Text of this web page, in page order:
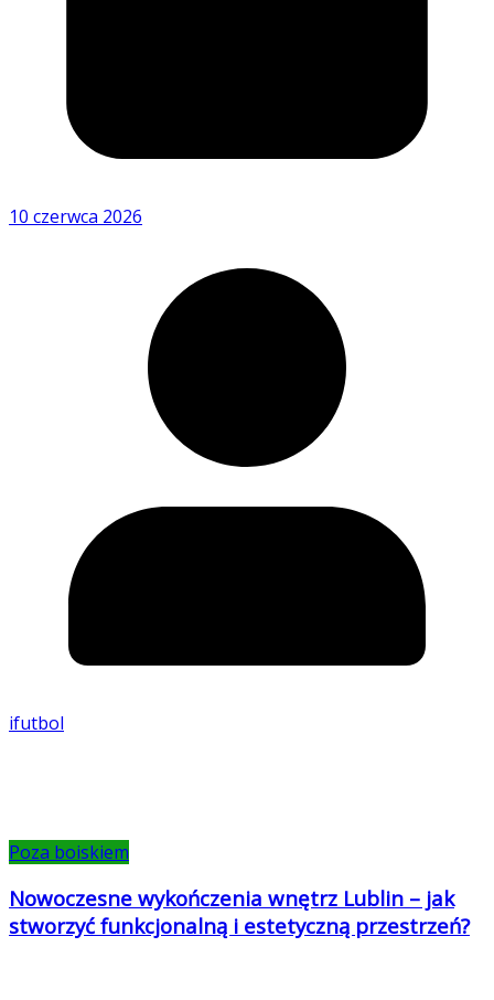
10 czerwca 2026
ifutbol
Poza boiskiem
Nowoczesne wykończenia wnętrz Lublin – jak
stworzyć funkcjonalną i estetyczną przestrzeń?